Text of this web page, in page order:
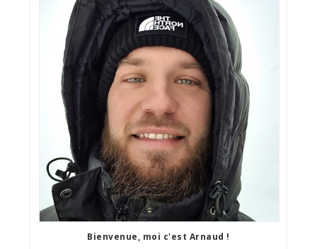
Bienvenue, moi c'est Arnaud !